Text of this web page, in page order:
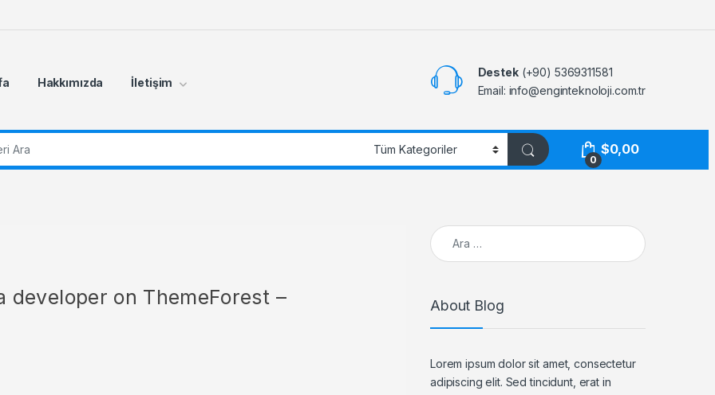
Hakkımızda İletişim
Destek(+90) 5369311581
Email: info@enginteknoloji.com.tr
0
$0,00
developer on ThemeForest –
Arama:
About Blog
Lorem ipsum dolor sit amet, consectetur
adipiscing elit. Sed tincidunt, erat in